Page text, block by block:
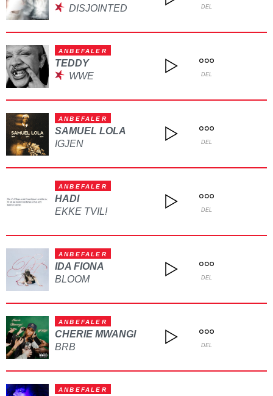
DISJOINTED
DEL
ANBEFALER
TEDDY
WWE
DEL
ANBEFALER
SAMUEL LOLA
IGJEN
DEL
ANBEFALER
HADI
EKKE TVIL!
DEL
ANBEFALER
IDA FIONA
BLOOM
DEL
ANBEFALER
CHERIE MWANGI
BRB
DEL
ANBEFALER